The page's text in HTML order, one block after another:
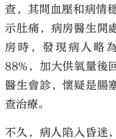
查，其間血壓和病情
示肚痛，病房醫生開
房時，發現病人略
88%，加大供氧量後
醫生會診，懷疑是腸
查治療。
不久，病人陷入昏迷